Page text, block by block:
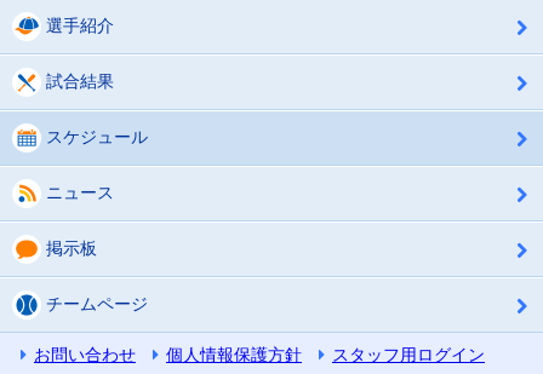
選手紹介
試合結果
スケジュール
ニュース
掲示板
チームページ
お問い合わせ 個人情報保護方針 スタッフ用ログイン